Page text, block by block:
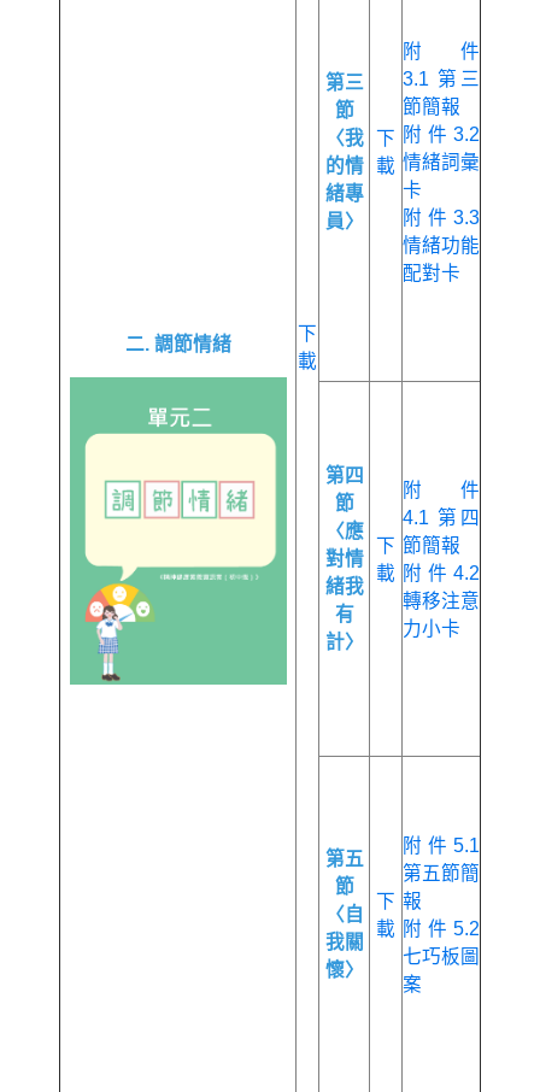
二. 調節情緒
下
載
第三
節
〈我
的情
緒專
員〉
下
載
附件
3.1 第三
節簡報
附件3.2
情緒詞彙
卡
附件3.3
情緒功能
配對卡
第四
節
〈應
對情
緒我
有
計〉
下
載
附件
4.1 第四
節簡報
附件4.2
轉移注意
力小卡
第五
節
〈自
我關
懷〉
下
載
附件5.1
第五節簡
報
附件5.2
七巧板圖
案